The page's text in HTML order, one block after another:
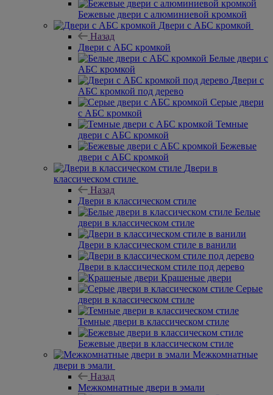
Бежевые двери с алюминиевой кромкой
Двери с АБС кромкой
Назад
Двери с АБС кромкой
Белые двери с
АБС кромкой
Двери с
АБС кромкой под дерево
Серые двери
с АБС кромкой
Темные
двери с АБС кромкой
Бежевые
двери с АБС кромкой
Двери в
классическом стиле
Назад
Двери в классическом стиле
Белые
двери в классическом стиле
Двери в классическом стиле в ванили
Двери в классическом стиле под дерево
Крашеные двери
Серые
двери в классическом стиле
Темные двери в классическом стиле
Бежевые двери в классическом стиле
Межкомнатные
двери в эмали
Назад
Межкомнатные двери в эмали